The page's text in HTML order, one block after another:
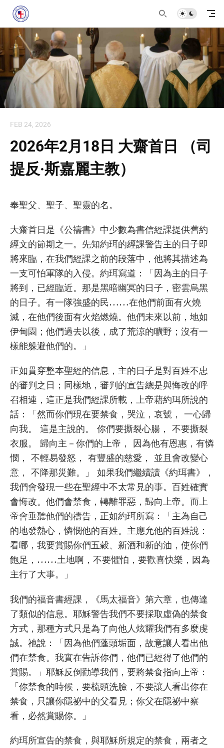
FEB 24, 2026
2026年2月18日 大齋首日 （司
提反·斯嘉麗主教）
奉聖父、聖子、聖靈的名。
大齋首日是《公禱書》中少數為書信經課提供舊約
經文的節期之一。先知約珥的經課警告主的日子即
將來臨，在我們經課之前的段落中，他將其描述為
一支可怕軍隊的入侵。約珥寫道：「因為主的日子
將到，已經臨近。那是黑暗幽冥的日子，密雲烏黑
的日子。有一隊強盛的民……在他們前面有火燒
滅，在他們後面有火焰燃燒。他們未來以前，地如
伊甸園；他們過去以後，成了荒涼的曠野；沒有一
樣能躲避他們的。」
正如貫穿整本聖經的信息，主的日子是對百姓不忠
的審判之日；同樣地，審判的宣告總是與悔改的呼
召相連，這正是我們經課所載，上帝藉約珥所說的
話：「然而你們現在要禁食，哭泣，哀號， 一心歸
向我。 這是主說的。 你們要撕裂心腸， 不要撕裂
衣服。 歸向主－你們的上帝， 因為他有恩惠，有憐
憫， 不輕易發怒， 有豐盛的慈愛， 並且會改變心
意， 不降那災難。」 如果我們繼續讀《約珥書》，
我們會發現一些在聖經中不太常見的事。百姓確實
會悔改。他們會禁食，轉離罪惡，歸向上帝。而上
帝會垂聽他們的禱告，正如約珥所寫：「主為自己
的地發熱心，憐憫他的百姓。主應允他的百姓說：
看哪，我要賞賜你們五穀、新酒和新的油，使你們
飽足，……土地啊，不要懼怕，要歡喜快樂，因為
主行了大事。」
我們的福音書經課，《馬太福音》第六章，也傳達
了類似的信息。耶穌警告我們不要採取虛偽的禁食
方式，那種方式只是為了向他人炫耀我們有多麼虔
誠。祂說：「因為他們蓬頭垢面，故意讓人看出他
們在禁食。我實在告訴你們，他們已經得了他們的
賞賜。」耶穌反倒勸導我們，要將禁食指向上帝：
「你禁食的時候，要梳頭洗臉，不要讓人看出你在
禁食，只讓你隱祕中的父看見；你父在隱祕中察
看，必然賞賜你。」
約珥所宣告的禁食，與耶穌所規定的禁食，兩者之